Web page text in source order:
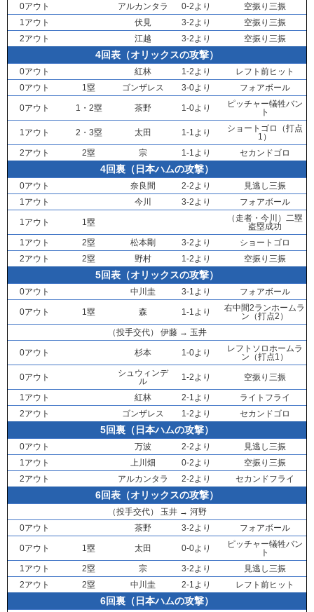
0アウト
アルカンタラ 0-2より
空振り三振
1アウト
伏見 3-2より
空振り三振
2アウト
江越 3-2より 空振り三振
4回表（オリックスの攻撃）
0アウト 紅林 1-2より
レフト前ヒット
0アウト
1塁 ゴンザレス 3-0より フォアボール
0アウト 1・2塁 茶野 1-0より
ピッチャー犠牲バン
ト
1アウト 2・3塁 太田 1-1より
ショートゴロ（打点
1）
2アウト
2塁 宗 1-1より セカンドゴロ
4回裏（日本ハムの攻撃）
0アウト 奈良間 2-2より
見逃し三振
1アウト
今川 3-2より フォアボール
1アウト 1塁 （走者・ 今川 ）二塁
盗塁成功
1アウト
2塁 松本剛 3-2より
ショートゴロ
2アウト
2塁 野村 1-2より 空振り三振
5回表（オリックスの攻撃）
0アウト 中川圭 3-1より フォアボール
0アウト 1塁 森 1-1より
右中間2ランホームラ
ン（打点2）
（投手交代） 伊藤→ 玉井
0アウト 杉本 1-0より
レフトソロホームラ
ン（打点1）
0アウト
シュウィンデ
ル
1-2より 空振り三振
1アウト 紅林 2-1より
ライトフライ
2アウト
ゴンザレス 1-2より セカンドゴロ
5回裏（日本ハムの攻撃）
0アウト 万波 2-2より
見逃し三振
1アウト
上川畑 0-2より
空振り三振
2アウト
アルカンタラ 2-2より セカンドフライ
6回表（オリックスの攻撃）
（投手交代） 玉井→ 河野
0アウト
茶野 3-2より フォアボール
0アウト 1塁 太田 0-0より
ピッチャー犠牲バン
ト
1アウト
2塁 宗 3-2より
見逃し三振
2アウト
2塁 中川圭 2-1より レフト前ヒット
6回裏（日本ハムの攻撃）